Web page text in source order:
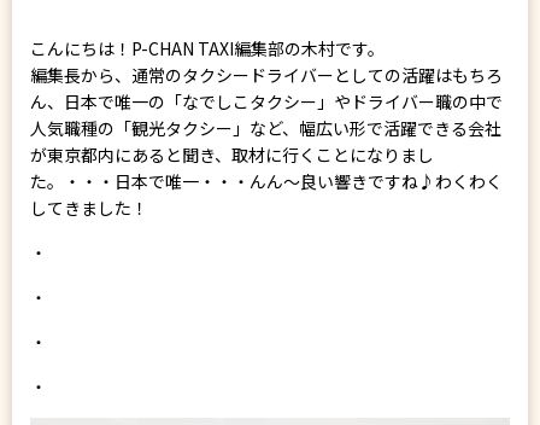
こんにちは！P-CHAN TAXI編集部の木村です。
編集長から、通常のタクシードライバーとしての活躍はもちろ
ん、日本で唯一の「なでしこタクシー」やドライバー職の中で
人気職種の「観光タクシー」など、幅広い形で活躍できる会社
が東京都内にあると聞き、取材に行くことになりまし
た。・・・日本で唯一・・・んん～良い響きですね♪わくわく
してきました！
・
・
・
・